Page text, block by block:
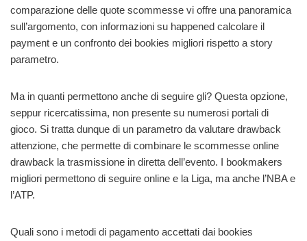
comparazione delle quote scommesse vi offre una panoramica
sull’argomento, con informazioni su happened calcolare il
payment e un confronto dei bookies migliori rispetto a story
parametro.
Ma in quanti permettono anche di seguire gli? Questa opzione,
seppur ricercatissima, non presente su numerosi portali di
gioco. Si tratta dunque di un parametro da valutare drawback
attenzione, che permette di combinare le scommesse online
drawback la trasmissione in diretta dell’evento. I bookmakers
migliori permettono di seguire online e la Liga, ma anche l’NBA e
l’ATP.
Quali sono i metodi di pagamento accettati dai bookies